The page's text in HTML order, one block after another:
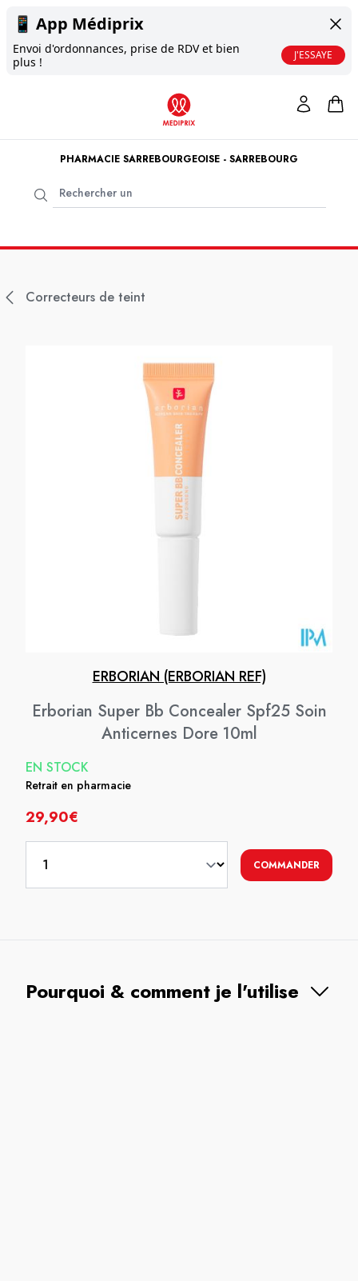
📱 App Médiprix
Envoi d'ordonnances, prise de RDV et bien
plus !
J'ESSAYE
PHARMACIE SARREBOURGEOISE - SARREBOURG
Correcteurs de teint
ERBORIAN (ERBORIAN REF)
Erborian Super Bb Concealer Spf25 Soin
Anticernes Dore 10ml
EN STOCK
Retrait en pharmacie
29,90€
COMMANDER
Pourquoi & comment je l'utilise